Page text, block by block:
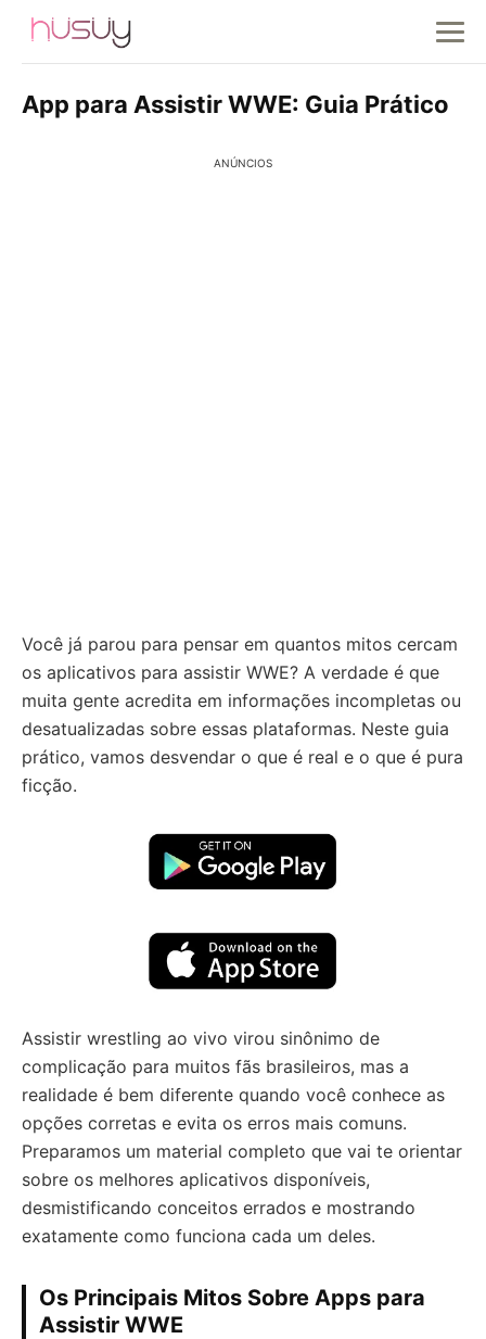
App para Assistir WWE: Guia Prático
ANÚNCIOS
Você já parou para pensar em quantos mitos cercam
os aplicativos para assistir WWE? A verdade é que
muita gente acredita em informações incompletas ou
desatualizadas sobre essas plataformas. Neste guia
prático, vamos desvendar o que é real e o que é pura
ficção.
Assistir wrestling ao vivo virou sinônimo de
complicação para muitos fãs brasileiros, mas a
realidade é bem diferente quando você conhece as
opções corretas e evita os erros mais comuns.
Preparamos um material completo que vai te orientar
sobre os melhores aplicativos disponíveis,
desmistificando conceitos errados e mostrando
exatamente como funciona cada um deles.
Os Principais Mitos Sobre Apps para
Assistir WWE